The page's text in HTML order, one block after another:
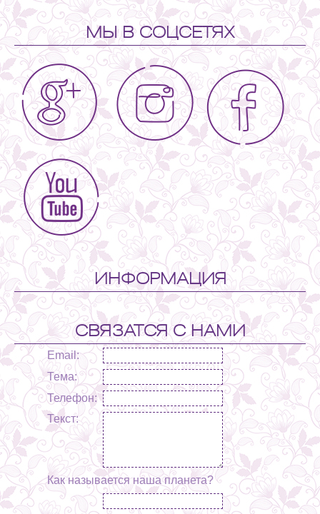
МЫ В СОЦСЕТЯХ
ИНФОРМАЦИЯ
СВЯЗАТСЯ С НАМИ
Email:
Тема:
Телефон:
Текст:
Как называется наша планета?